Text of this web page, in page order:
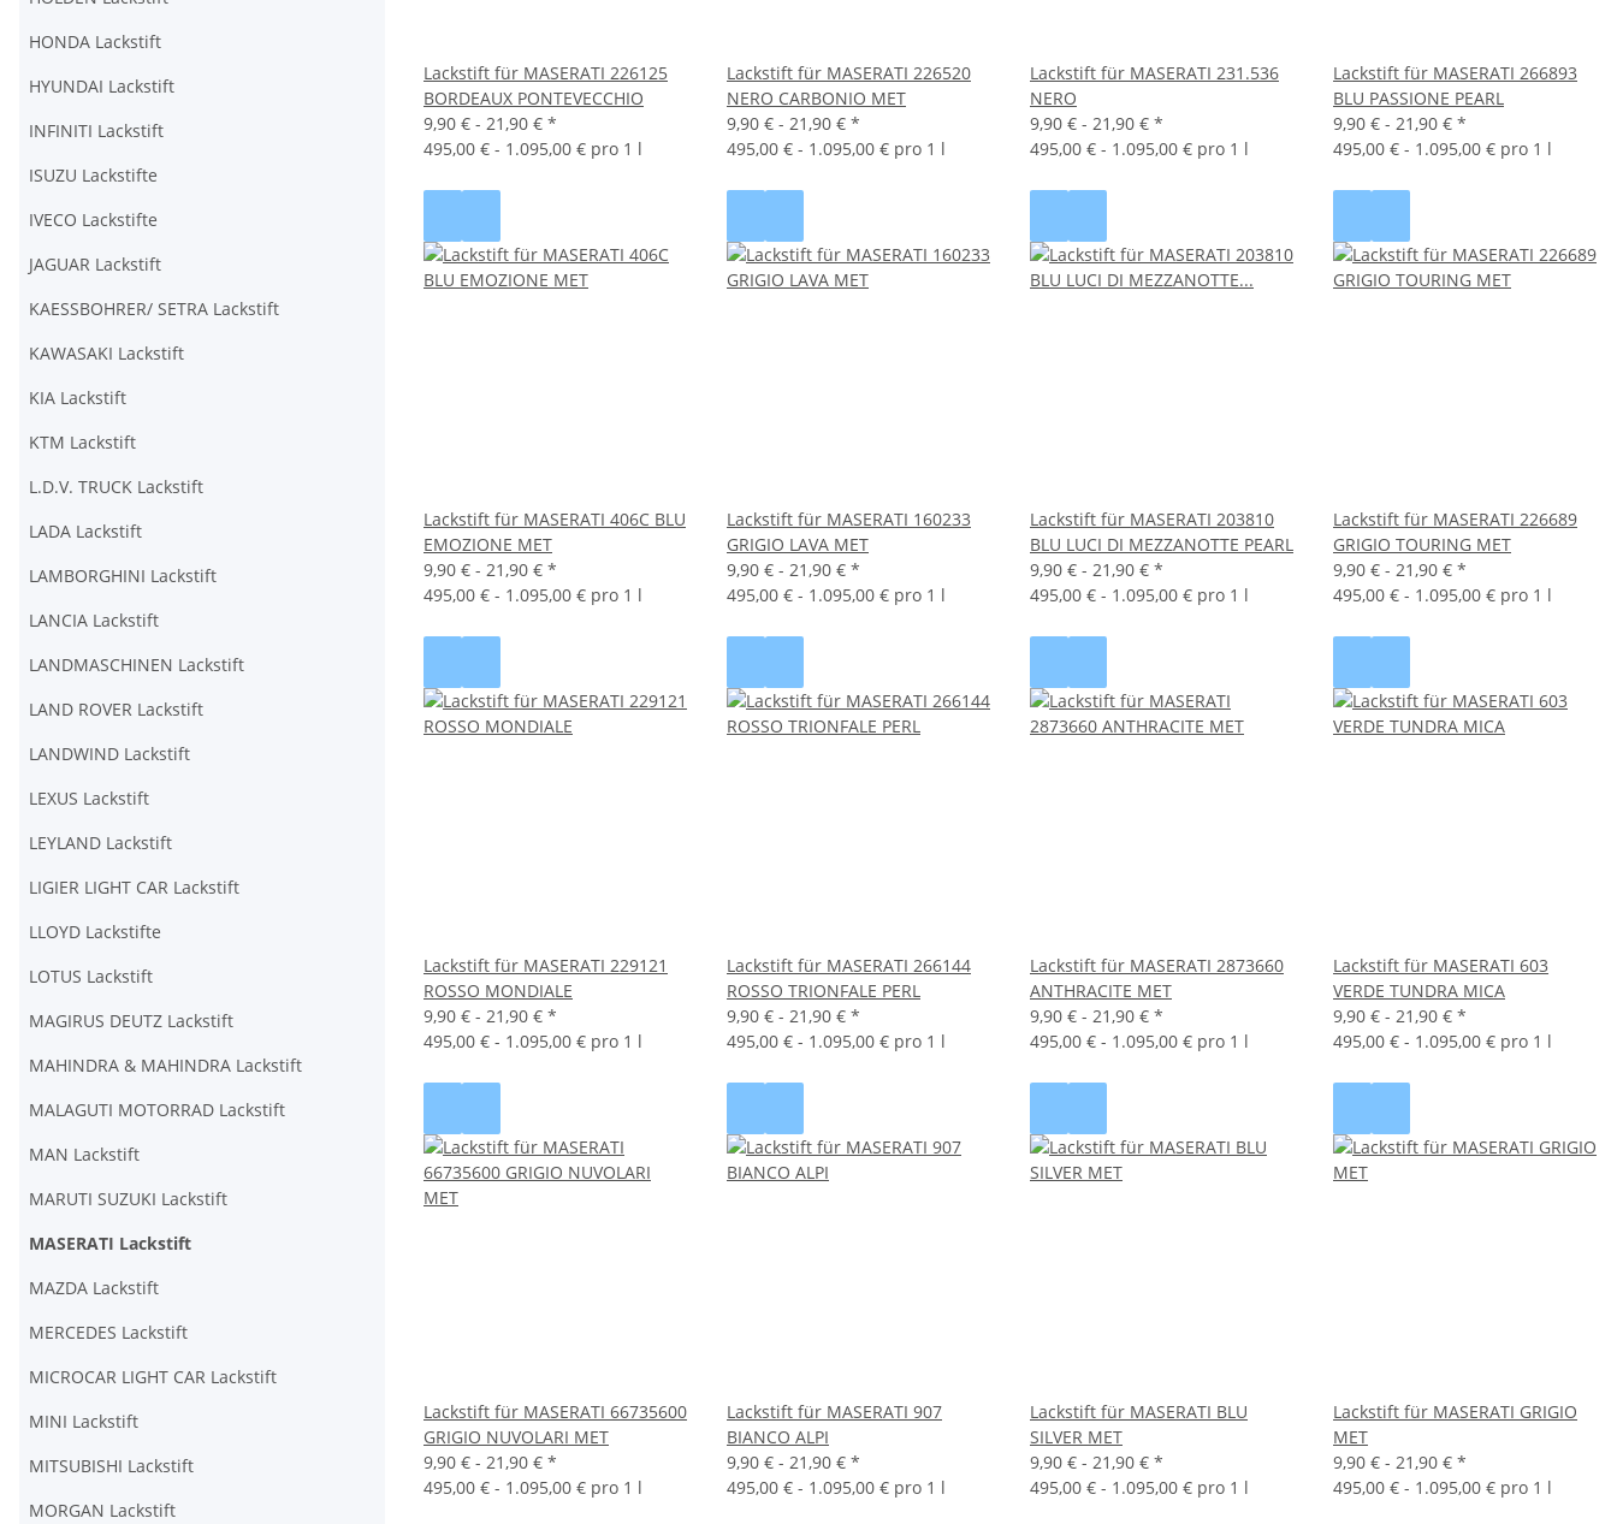
Lackstift für MASERATI 226125
BORDEAUX PONTEVECCHIO
9,90 € - 21,90 € *
495,00 € - 1.095,00 € pro 1 l
Lackstift für MASERATI 226520
NERO CARBONIO MET
9,90 € - 21,90 € *
495,00 € - 1.095,00 € pro 1 l
Lackstift für MASERATI 231.536
NERO
9,90 € - 21,90 € *
495,00 € - 1.095,00 € pro 1 l
Lackstift für MASERATI 266893
BLU PASSIONE PEARL
9,90 € - 21,90 € *
495,00 € - 1.095,00 € pro 1 l
Lackstift für MASERATI 406C BLU
EMOZIONE MET
9,90 € - 21,90 € *
495,00 € - 1.095,00 € pro 1 l
Lackstift für MASERATI 160233
GRIGIO LAVA MET
9,90 € - 21,90 € *
495,00 € - 1.095,00 € pro 1 l
Lackstift für MASERATI 203810
BLU LUCI DI MEZZANOTTE PEARL
9,90 € - 21,90 € *
495,00 € - 1.095,00 € pro 1 l
Lackstift für MASERATI 226689
GRIGIO TOURING MET
9,90 € - 21,90 € *
495,00 € - 1.095,00 € pro 1 l
Lackstift für MASERATI 229121
ROSSO MONDIALE
9,90 € - 21,90 € *
495,00 € - 1.095,00 € pro 1 l
Lackstift für MASERATI 266144
ROSSO TRIONFALE PERL
9,90 € - 21,90 € *
495,00 € - 1.095,00 € pro 1 l
Lackstift für MASERATI 2873660
ANTHRACITE MET
9,90 € - 21,90 € *
495,00 € - 1.095,00 € pro 1 l
Lackstift für MASERATI 603
VERDE TUNDRA MICA
9,90 € - 21,90 € *
495,00 € - 1.095,00 € pro 1 l
Lackstift für MASERATI 66735600
GRIGIO NUVOLARI MET
9,90 € - 21,90 € *
495,00 € - 1.095,00 € pro 1 l
Lackstift für MASERATI 907
BIANCO ALPI
9,90 € - 21,90 € *
495,00 € - 1.095,00 € pro 1 l
Lackstift für MASERATI BLU
SILVER MET
9,90 € - 21,90 € *
495,00 € - 1.095,00 € pro 1 l
Lackstift für MASERATI GRIGIO
MET
9,90 € - 21,90 € *
495,00 € - 1.095,00 € pro 1 l
HONDA Lackstift
HYUNDAI Lackstift
INFINITI Lackstift
ISUZU Lackstifte
IVECO Lackstifte
JAGUAR Lackstift
KAESSBOHRER/ SETRA Lackstift
KAWASAKI Lackstift
KIA Lackstift
KTM Lackstift
L.D.V. TRUCK Lackstift
LADA Lackstift
LAMBORGHINI Lackstift
LANCIA Lackstift
LANDMASCHINEN Lackstift
LAND ROVER Lackstift
LANDWIND Lackstift
LEXUS Lackstift
LEYLAND Lackstift
LIGIER LIGHT CAR Lackstift
LLOYD Lackstifte
LOTUS Lackstift
MAGIRUS DEUTZ Lackstift
MAHINDRA & MAHINDRA Lackstift
MALAGUTI MOTORRAD Lackstift
MAN Lackstift
MARUTI SUZUKI Lackstift
MASERATI Lackstift
MAZDA Lackstift
MERCEDES Lackstift
MICROCAR LIGHT CAR Lackstift
MINI Lackstift
MITSUBISHI Lackstift
MORGAN Lackstift